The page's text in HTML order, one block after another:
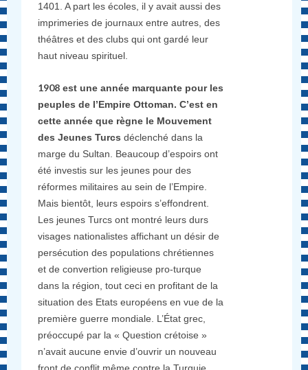
1401. A part les écoles, il y avait aussi des
imprimeries de journaux entre autres, des
théâtres et des clubs qui ont gardé leur
haut niveau spirituel.
1908 est une année marquante pour les
peuples de l’Empire Ottoman. C’est en
cette année que règne le Mouvement
des Jeunes Turcs déclenché dans la
marge du Sultan. Beaucoup d’espoirs ont
été investis sur les jeunes pour des
réformes militaires au sein de l’Empire.
Mais bientôt, leurs espoirs s’effondrent.
Les jeunes Turcs ont montré leurs durs
visages nationalistes affichant un désir de
persécution des populations chrétiennes
et de convertion religieuse pro-turque
dans la région, tout ceci en profitant de la
situation des Etats européens en vue de la
première guerre mondiale. L’État grec,
préoccupé par la « Question crétoise »
n’avait aucune envie d’ouvrir un nouveau
front de conflit même contre la Turquie.